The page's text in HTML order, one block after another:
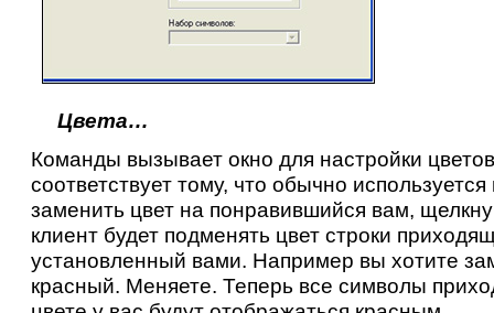
Цвета…
Команды вызывает окно для настройки
соответствует тому, что обычно
заменить цвет на понравившийся вам,
клиент будет подменять цвет строки
установленный вами. Например вы хотите
красный. Меняете. Теперь все символы